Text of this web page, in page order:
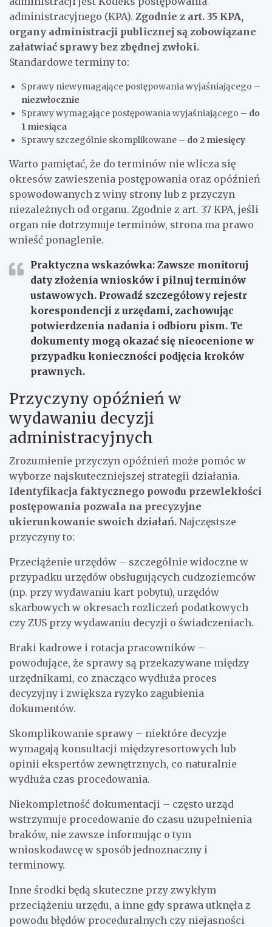
administracyjnego (KPA). Zgodnie z art. 35 KPA,
organy administracji publicznej są zobowiązane
załatwiać sprawy bez zbędnej zwłoki.
Standardowe terminy to:
Sprawy niewymagające postępowania wyjaśniającego –
niezwłocznie
Sprawy wymagające postępowania wyjaśniającego – do
1 miesiąca
Sprawy szczególnie skomplikowane – do 2 miesięcy
Warto pamiętać, że do terminów nie wlicza się
okresów zawieszenia postępowania oraz opóźnień
spowodowanych z winy strony lub z przyczyn
niezależnych od organu. Zgodnie z art. 37 KPA, jeśli
organ nie dotrzymuje terminów, strona ma prawo
wnieść ponaglenie.
Praktyczna wskazówka: Zawsze monitoruj
daty złożenia wniosków i pilnuj terminów
ustawowych. Prowadź szczegółowy rejestr
korespondencji z urzędami, zachowując
potwierdzenia nadania i odbioru pism. Te
dokumenty mogą okazać się nieocenione w
przypadku konieczności podjęcia kroków
prawnych.
Przyczyny opóźnień w
wydawaniu decyzji
administracyjnych
Zrozumienie przyczyn opóźnień może pomóc w
wyborze najskuteczniejszej strategii działania.
Identyfikacja faktycznego powodu przewlekłości
postępowania pozwala na precyzyjne
ukierunkowanie swoich działań. Najczęstsze
przyczyny to:
Przeciążenie urzędów – szczególnie widoczne w
przypadku urzędów obsługujących cudzoziemców
(np. przy wydawaniu kart pobytu), urzędów
skarbowych w okresach rozliczeń podatkowych
czy ZUS przy wydawaniu decyzji o świadczeniach.
Braki kadrowe i rotacja pracowników –
powodujące, że sprawy są przekazywane między
urzędnikami, co znacząco wydłuża proces
decyzyjny i zwiększa ryzyko zagubienia
dokumentów.
Skomplikowanie sprawy – niektóre decyzje
wymagają konsultacji międzyresortowych lub
opinii ekspertów zewnętrznych, co naturalnie
wydłuża czas procedowania.
Niekompletność dokumentacji – często urząd
wstrzymuje procedowanie do czasu uzupełnienia
braków, nie zawsze informując o tym
wnioskodawcę w sposób jednoznaczny i
terminowy.
Inne środki będą skuteczne przy zwykłym
przeciążeniu urzędu, a inne gdy sprawa utknęła z
powodu błędów proceduralnych czy niejasności